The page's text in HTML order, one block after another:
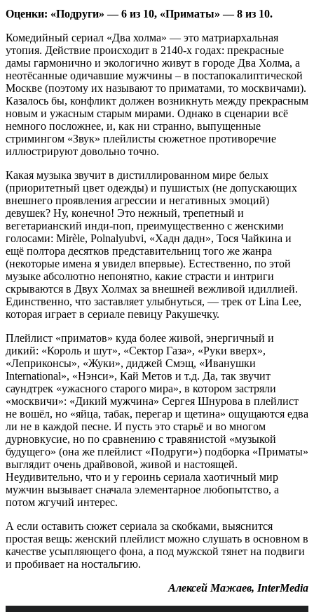
Оценки: «Подруги» — 6 из 10, «Приматы» — 8 из 10.
Комедийный сериал «Два холма» — это матриархальная
утопия. Действие происходит в 2140-х годах: прекрасные
дамы гармонично и экологично живут в городе Два Холма, а
неотёсанные одичавшие мужчины – в постапокалиптической
Москве (поэтому их называют то приматами, то москвичами).
Казалось бы, конфликт должен возникнуть между прекрасным
новым и ужасным старым мирами. Однако в сценарии всё
немного посложнее, и, как ни странно, выпущенные
стримингом «Звук» плейлисты сюжетное противоречие
иллюстрируют довольно точно.
Какая музыка звучит в дистиллированном мире белых
(приоритетный цвет одежды) и пушистых (не допускающих
внешнего проявления агрессии и негативных эмоций)
девушек? Ну, конечно! Это нежный, трепетный и
вегетарианский инди-поп, преимущественно с женскими
голосами: Mirèle, Polnalyubvi, «Хадн дадн», Тося Чайкина и
ещё полтора десятков представительниц того же жанра
(некоторые имена я увидел впервые). Естественно, по этой
музыке абсолютно непонятно, какие страсти и интриги
скрываются в Двух Холмах за внешней вежливой идиллией.
Единственно, что заставляет улыбнуться, — трек от Lina Lee,
которая играет в сериале певицу Ракушечку.
Плейлист «приматов» куда более живой, энергичный и
дикий: «Король и шут», «Сектор Газа», «Руки вверх»,
«Леприконсы», «Жуки», диджей Смэщ, «Иванушки
International», «Нэнси», Кай Метов и т.д. Да, так звучит
саундтрек «ужасного старого мира», в котором застряли
«москвичи»: «Дикий мужчина» Сергея Шнурова в плейлист
не вошёл, но «яйца, табак, перегар и щетина» ощущаются едва
ли не в каждой песне. И пусть это старьё и во многом
дурновкусие, но по сравнению с травянистой «музыкой
будущего» (она же плейлист «Подруги») подборка «Приматы»
выглядит очень драйвовой, живой и настоящей.
Неудивительно, что и у героинь сериала хаотичный мир
мужчин вызывает сначала элементарное любопытство, а
потом жгучий интерес.
А если оставить сюжет сериала за скобками, выяснится
простая вещь: женский плейлист можно слушать в основном в
качестве усыпляющего фона, а под мужской тянет на подвиги
и пробивает на ностальгию.
Алексей Мажаев, InterMedia